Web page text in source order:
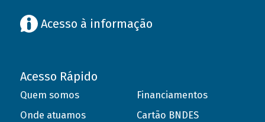
Acesso à informação
Acesso Rápido
Quem somos
Onde atuamos
Financiamentos
Cartão BNDES